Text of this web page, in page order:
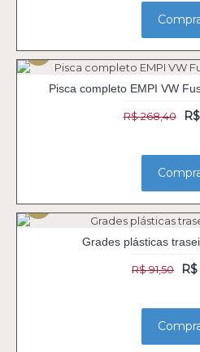
Pisca completo EMPI VW
R$ 268,40
Grades plásticas
R$ 91,50